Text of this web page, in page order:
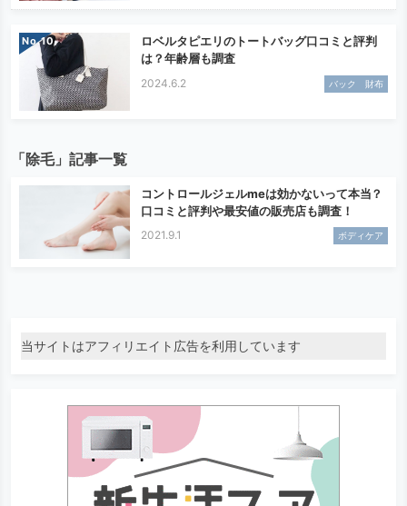
No.
ロベルタピエリのトートバッグ口コミと評判
は？年齢層も調査
2024.6.2 バック 財布
「除毛」記事一覧
コントロールジェルmeは効かないって本当？
口コミと評判や最安値の販売店も調査！
2021.9.1 ボディケア
当サイトはアフィリエイト広告を利用しています